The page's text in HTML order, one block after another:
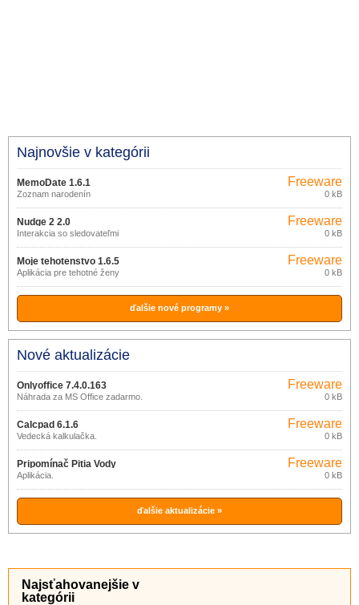
Najnovšie v kategórii
MemoDate 1.6.1
Zoznam narodenín
Freeware
0 kB
Nudge 2 2.0
Interakcia so sledovateľmi
Freeware
0 kB
Moje tehotenstvo 1.6.5
Aplikácia pre tehotné ženy
Freeware
0 kB
ďalšie nové programy »
Nové aktualizácie
Onlyoffice 7.4.0.163
Náhrada za MS Office zadarmo.
Freeware
0 kB
Calcpad 6.1.6
Vedecká kalkulačka.
Freeware
0 kB
Pripomínač Pitia Vody
Aplikácia.
Freeware
0 kB
ďalšie aktualizácie »
Najsťahovanejšie v
kategórii